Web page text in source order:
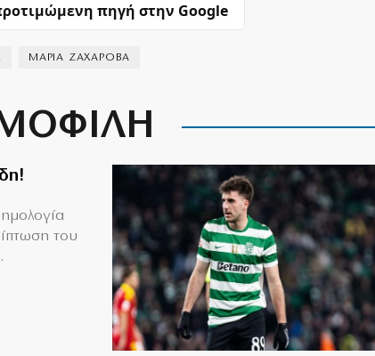
πηγή στην Google
ΜΑΡΙΑ ΖΑΧΑΡΟΒΑ
του